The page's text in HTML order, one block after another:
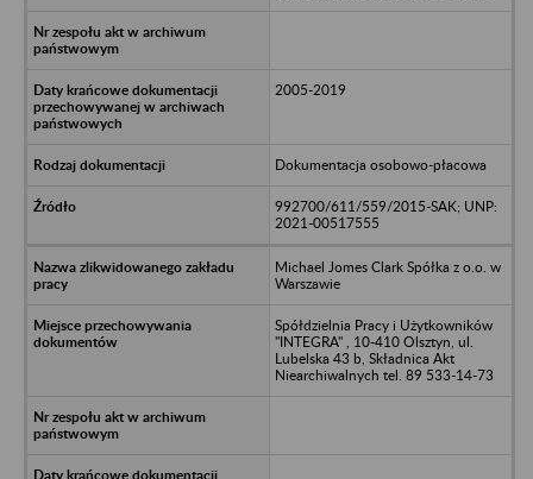
2005-2019
Dokumentacja osobowo-płacowa
992700/611/559/2015-SAK; UNP:
2021-00517555
Michael Jomes Clark Spółka z o.o. w
Warszawie
Spółdzielnia Pracy i Użytkowników
"INTEGRA" , 10-410 Olsztyn, ul.
Lubelska 43 b, Składnica Akt
Niearchiwalnych tel. 89 533-14-73